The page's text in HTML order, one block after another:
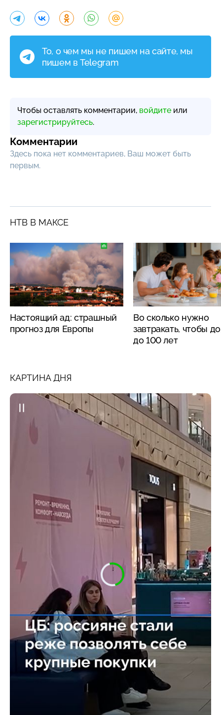
То, о чем мы не пишем на сайте, мы
пишем в Telegram
Чтобы оставлять комментарии, войдите или
зарегистрируйтесь.
Комментарии
Здесь пока нет комментариев, Ваш может быть
первым.
НТВ В МАКСЕ
Настоящий ад: страшный
прогноз для Европы
Во сколько нужно
завтракать, чтобы
до 100 лет
КАРТИНА ДНЯ